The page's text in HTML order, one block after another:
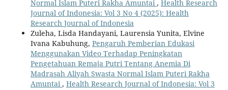
Normal Islam Puteri Rakha Amuntai, Health Research
Journal of Indonesia: Vol 3 No 4 (2025): Health
Research Journal of Indonesia
Zuleha, Lisda Handayani, Laurensia Yunita, Elvine
Ivana Kabuhung, Pengaruh Pemberian Edukasi
Menggunakan Video Terhadap Peningkatan
Pengetahuan Remaja Putri Tentang Anemia Di
Madrasah Aliyah Swasta Normal Islam Puteri Rakha
Amuntai, Health Research Journal of Indonesia: Vol 3